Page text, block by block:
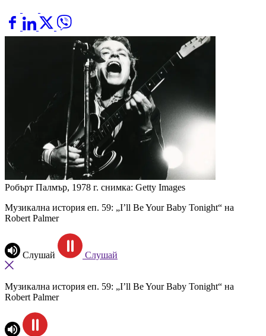
Робърт Палмър, 1978 г. снимка: Getty Images
Музикална история еп. 59: „I’ll Be Your Baby Tonight“ на
Robert Palmer
Слушай Слушай
Музикална история еп. 59: „I’ll Be Your Baby Tonight“ на
Robert Palmer